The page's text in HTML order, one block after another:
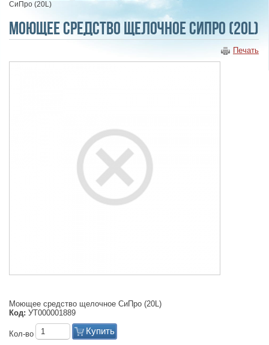
СиПро (20L)
Моющее средство щелочное СиПро (20L)
Печать
Моющее средство щелочное СиПро (20L)
Код: УТ000001889
Кол-во Купить